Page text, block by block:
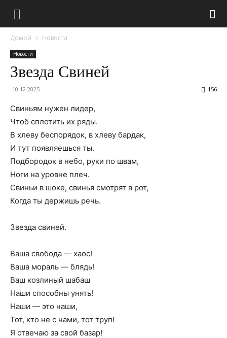
Домой Новости
Новости
Звезда Свиней
10.12.2025 156
Свиньям нужен лидер,
Чтоб сплотить их ряды.
В хлеву беспорядок, в хлеву бардак,
И тут появляешься ты.
Подбородок в небо, руки по швам,
Ноги на уровне плеч.
Свиньи в шоке, свинья смотрят в рот,
Когда ты держишь речь.
Звезда свиней.
Ваша свобода — хаос!
Ваша мораль — блядь!
Ваш козлиный шабаш
Наши способны унять!
Наши — это наши,
Тот, кто не с нами, тот труп!
Я отвечаю за свой базар!